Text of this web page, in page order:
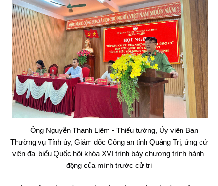
Ông Nguyễn Thanh Liêm - Thiếu tướng, Ủy viên Ban
Thường vụ Tỉnh ủy, Giám đốc Công an tỉnh Quảng Trị, ứng cử
viên đại biểu Quốc hội khóa XVI trình bày chương trình hành
động của mình trước cử tri